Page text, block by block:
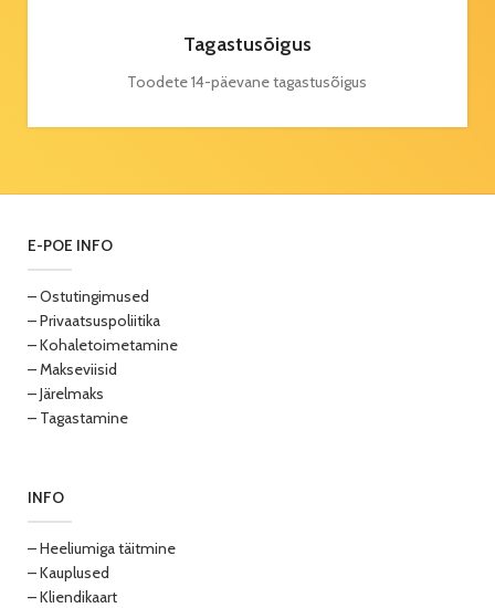
Tagastusõigus
Toodete 14-päevane tagastusõigus
E-POE INFO
– Ostutingimused
– Privaatsuspoliitika
– Kohaletoimetamine
– Makseviisid
– Järelmaks
– Tagastamine
INFO
– Heeliumiga täitmine
– Kauplused
– Kliendikaart